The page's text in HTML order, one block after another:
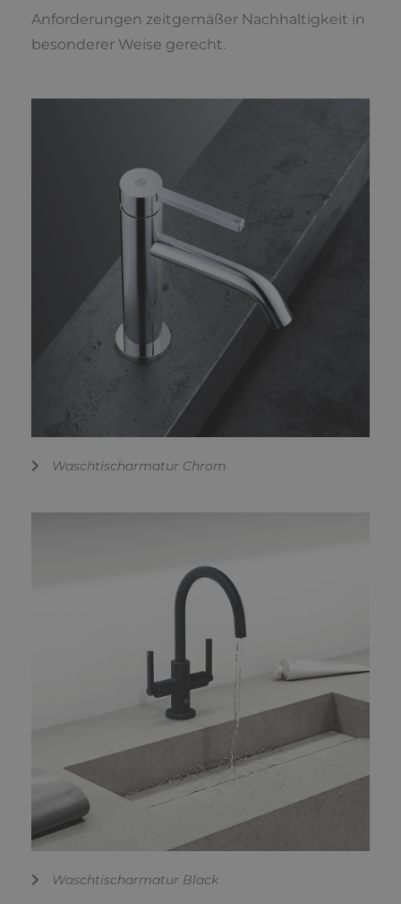
Anforderungen zeitgemäßer Nachhaltigkeit in
besonderer Weise gerecht.
Waschtischarmatur Chrom
Waschtischarmatur Black